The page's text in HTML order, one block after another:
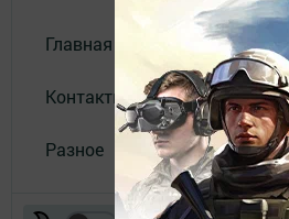
Главная
Контакты
Разное